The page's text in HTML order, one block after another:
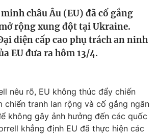
tế
châu Âu (EU) đã cố gắng
rộng xung đột tại Ukraine.
diện cấp cao phụ trách an ninh
EU đưa ra hôm 13/4.
nêu rõ, EU không thúc đẩy chiến
chiến tranh lan rộng và cố gắng ngăn
không gây ảnh hưởng đến các quốc
khẳng định EU đã thực hiện các